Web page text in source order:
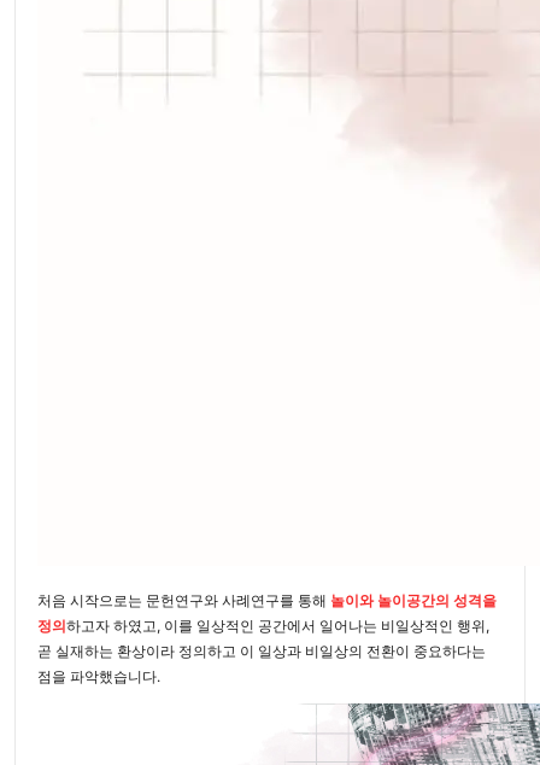
처음 시작으로는 문헌연구와 사례연구를 통해 놀이와 놀이공간의 성격을
정의하고자 하였고, 이를 일상적인 공간에서 일어나는 비일상적인 행위,
곧 실재하는 환상이라 정의하고 이 일상과 비일상의 전환이 중요하다는
점을 파악했습니다.